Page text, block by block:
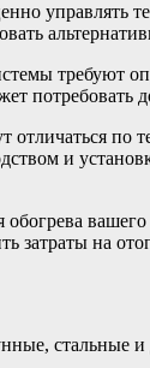
требуют
потребовать
по
и
затраты на
стальные